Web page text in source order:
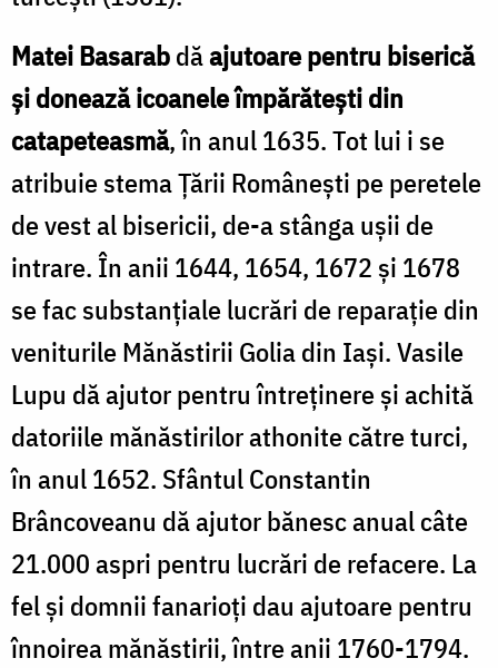
Matei Basarabdăajutoare pentru biserică
şi donează icoanele împărăteşti din
catapeteasmă, în anul 1635. Tot lui i se
atribuie stema Ţării Româneşti pe peretele
de vest al bisericii, de-a stânga uşii de
intrare. În anii 1644, 1654, 1672 şi 1678
se fac substanţiale lu­crări de reparaţie din
veniturile Mănăstirii Goliadin Iaşi. Vasile
Lupu dă ajutor pentru întreţinere şi achită
dato­riile mănăstirilor athonite către turci,
în anul 1652. Sfântul Constantin
Brâncoveanu dă ajutor bănesc anual câte
21.000 aspri pentru lucrări de refacere. La
fel şi domnii fanarioţi dau ajutoare pentru
înnoirea mănăstirii, între anii 1760-1794.